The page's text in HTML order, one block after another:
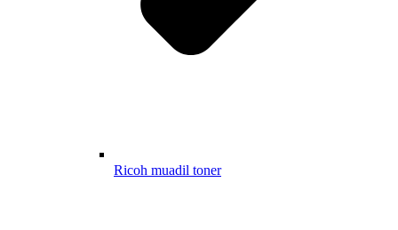
Ricoh muadil toner